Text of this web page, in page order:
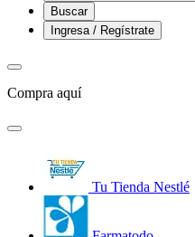
Buscar
Ingresa / Regístrate
Compra aquí
Tu Tienda Nestlé